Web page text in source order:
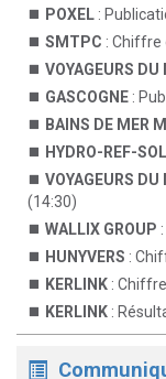
POXEL :
SMTPC :
VOYAGEURS DU
GASCOGNE :
BAINS DE MER
HYDRO-REF-
VOYAGEURS DU
(14:30)
WALLIX GROUP
HUNYVERS :
KERLINK :
KERLINK :